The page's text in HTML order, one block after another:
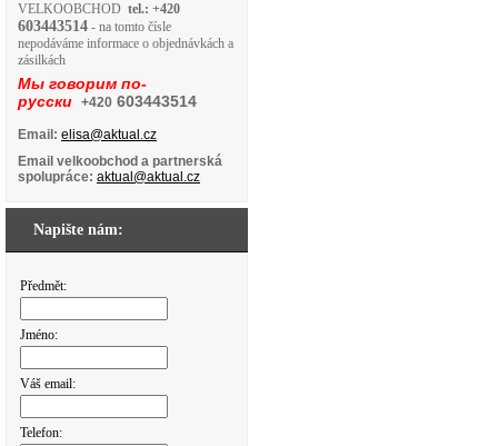
VELKOOBCHOD tel.: +420
603443514 - na tomto čísle
nepodáváme informace o objednávkách a
zásilkách
Мы говорим по-
русски +420 603443514
Email: elisa@aktual.cz
Email velkoobchod a partnerská
spolupráce: aktual@aktual.cz
Napište nám:
Předmět:
Jméno:
Váš email:
Telefon: